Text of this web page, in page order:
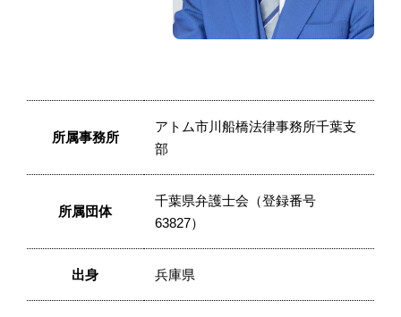
所属事務所
アトム市川船橋法律事務所千葉支
部
所属団体
千葉県弁護士会（登録番号
63827）
出身 兵庫県